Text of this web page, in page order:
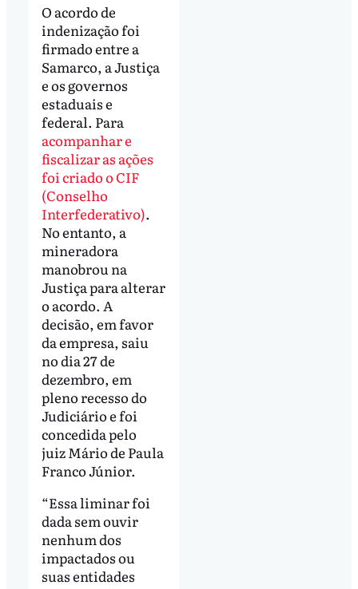
O acordo de
indenização foi
firmado entre a
Samarco, a Justiça
e os governos
estaduais e
federal. Para
acompanhar e
fiscalizar as ações
foi criado o CIF
(Conselho
Interfederativo).
No entanto, a
mineradora
manobrou na
Justiça para alterar
o acordo. A
decisão, em favor
da empresa, saiu
no dia 27 de
dezembro, em
pleno recesso do
Judiciário e foi
concedida pelo
juiz Mário de Paula
Franco Júnior.
“Essa liminar foi
dada sem ouvir
nenhum dos
impactados ou
suas entidades